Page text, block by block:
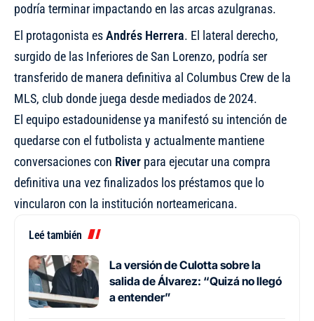
podría terminar impactando en las arcas azulgranas.
El protagonista esAndrés Herrera. El lateral derecho,
surgido de las Inferiores de San Lorenzo, podría ser
transferido de manera definitiva al Columbus Crew de la
MLS, club donde juega desde mediados de 2024.
El equipo estadounidense ya manifestó su intención de
quedarse con el futbolista y actualmente mantiene
conversaciones con River para ejecutar una compra
definitiva una vez finalizados los préstamos que lo
vincularon con la institución norteamericana.
Leé también
La versión de Culotta sobre la
salida de Álvarez: “Quizá no llegó
a entender”